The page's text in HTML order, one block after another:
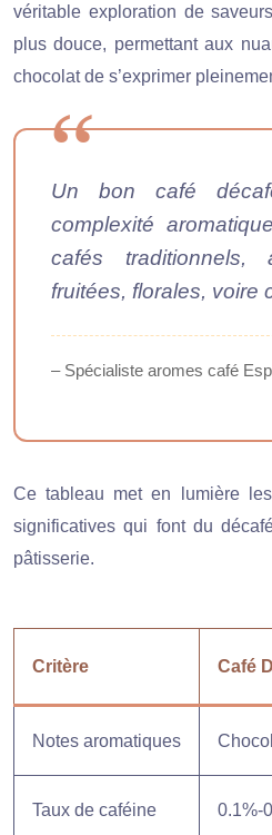
véritable exploration de
plus douce, permettant aux
chocolat de s’exprimer
Un bon café
complexité
cafés
fruitées, florales, voire
– Spécialiste aromes café
Ce tableau met en lumière
significatives qui font du
pâtisserie.
Critère Café
Notes aromatiques
Taux de caféine 0.1%-